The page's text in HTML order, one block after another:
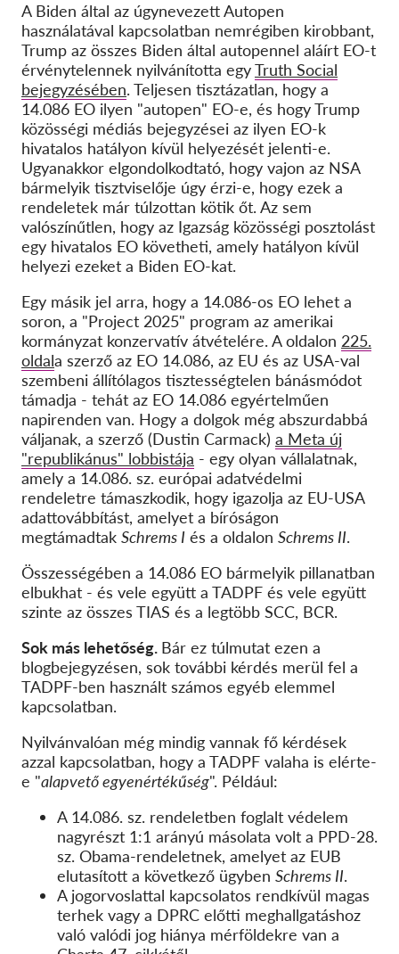
A Biden által az úgynevezett Autopen
használatával kapcsolatban nemrégiben kirobbant,
Trump az összes Biden által autopennel aláírt EO-t
érvénytelennek nyilvánította egyTruth Social
bejegyzésében. Teljesen tisztázatlan, hogy a
14.086 EO ilyen "autopen" EO-e, és hogy Trump
közösségi médiás bejegyzései az ilyen EO-k
hivatalos hatályon kívül helyezését jelenti-e.
Ugyanakkor elgondolkodtató, hogy vajon az NSA
bármelyik tisztviselője úgy érzi-e, hogy ezek a
rendeletek már túlzottan kötik őt. Az sem
valószínűtlen, hogy az Igazság közösségi posztolást
egy hivatalos EO követheti, amely hatályon kívül
helyezi ezeket a Biden EO-kat.
Egy másik jel arra, hogy a 14.086-os EO lehet a
soron, a "Project 2025" program az amerikai
kormányzat konzervatív átvételére. A oldalon 225.
oldala szerző az EO 14.086, az EU és az USA-val
szembeni állítólagos tisztességtelen bánásmódot
támadja - tehát az EO 14.086 egyértelműen
napirenden van. Hogy a dolgok még abszurdabbá
váljanak, a szerző (Dustin Carmack) a Meta új
"republikánus" lobbistája - egy olyan vállalatnak,
amely a 14.086. sz. európai adatvédelmi
rendeletre támaszkodik, hogy igazolja az EU-USA
adattovábbítást, amelyet a bíróságon
megtámadtak Schrems I és a oldalon Schrems II.
Összességében a 14.086 EO bármelyik pillanatban
elbukhat - és vele együtt a TADPF és vele együtt
szinte az összes TIAS és a legtöbb SCC, BCR.
Sok más lehetőség. Bár ez túlmutat ezen a
blogbejegyzésen, sok további kérdés merül fel a
TADPF-ben használt számos egyéb elemmel
kapcsolatban.
Nyilvánvalóan még mindig vannak fő kérdések
azzal kapcsolatban, hogy a TADPF valaha is elérte-
e "alapvető egyenértékűség". Például:
A 14.086. sz. rendeletben foglalt védelem
nagyrészt 1:1 arányú másolata volt a PPD-28.
sz. Obama-rendeletnek, amelyet az EUB
elutasított a következő ügyben Schrems II.
A jogorvoslattal kapcsolatos rendkívül magas
terhek vagy a DPRC előtti meghallgatáshoz
való valódi jog hiánya mérföldekre van a